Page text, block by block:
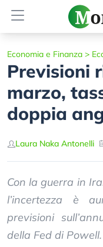
Economia e Finanza >
Previsioni
marzo,
doppia
Laura Naka Antonelli
Con la guerra in
l’incertezza è
previsioni
della Fed di Powell.